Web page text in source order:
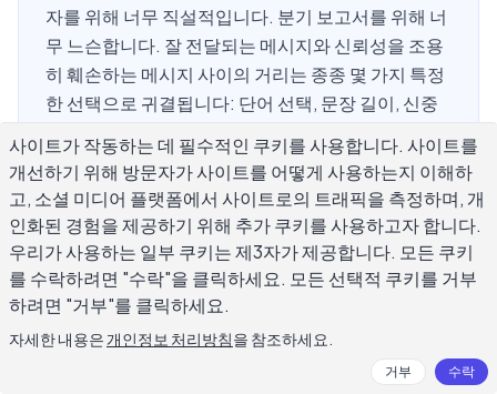
자를 위해 너무 직설적입니다. 분기 보고서를 위해 너
무 느슨합니다. 잘 전달되는 메시지와 신뢰성을 조용
히 훼손하는 메시지 사이의 거리는 종종 몇 가지 특정
한 선택으로 귀결됩니다: 단어 선택, 문장 길이, 신중
안을 회피하고 있는지입니다. 이 가이드는 작문을 더
세련되게 만드는 정확한 움직임을 설명하며, 오늘 적
용할 수 있는 실제 전후 예시를 포함합니다.
전문적인 문장으로 만드는 것이 실제로
무엇을 의미합니까?
사이트가 작동하는 데 필수적인 쿠키를 사용합니다. 사이트를
개선하기 위해 방문자가 사이트를 어떻게 사용하는지 이해하
고, 소셜 미디어 플랫폼에서 사이트로의 트래픽을 측정하며, 개
인화된 경험을 제공하기 위해 추가 쿠키를 사용하고자 합니다.
우리가 사용하는 일부 쿠키는 제3자가 제공합니다. 모든 쿠키
를 수락하려면 "수락"을 클릭하세요. 모든 선택적 쿠키를 거부
하려면 "거부"를 클릭하세요.
자세한 내용은 개인정보 처리방침을 참조하세요.
거부 수락